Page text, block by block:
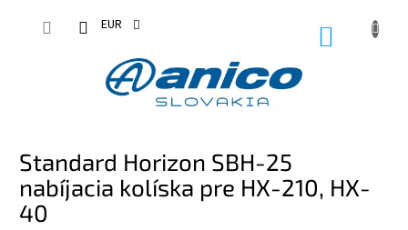
EUR
Standard Horizon SBH-25
nabíjacia kolíska pre HX-210, HX-
40